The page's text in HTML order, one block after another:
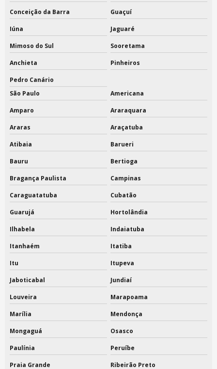
Saco tnt valores
Sacola ecobag algodão cru
Sacola ecobag personalizada preço
Sacola ecobag personalizada são paulo
Sacola ecobag personalizada valores
Sacola ecológica ecobag
Sacola em lona
Sacola lona brinde
Sacola lona para feira
Sacola tnt
Sacola tnt boca de palhaço
Sacola tnt metalizada
Sacola tnt personalizada valores
Sacola tnt preço
Sacola tnt valores
Sacolas ecobag atacado
Sacolas ecológicas algodão cru
Conceição da Barra Guaçuí
Iúna Jaguaré
Mimoso do Sul Sooretama
Anchieta Pinheiros
Pedro Canário
São Paulo
Americana
Amparo Araraquara
Araras Araçatuba
Atibaia Barueri
Bauru Bertioga
Bragança Paulista Campinas
Caraguatatuba Cubatão
Guarujá Hortolândia
Ilhabela Indaiatuba
Itanhaém Itatiba
Itu Itupeva
Jaboticabal Jundiaí
Louveira Marapoama
Marília Mendonça
Mongaguá Osasco
Paulínia Peruíbe
Praia Grande Ribeirão Preto